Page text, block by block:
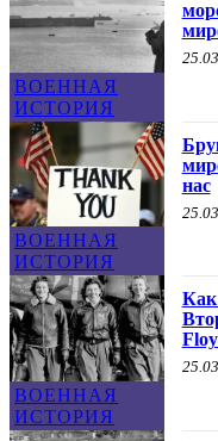
ВОЕННАЯ
ИСТОРИЯ
ВОЕННАЯ
ИСТОРИЯ
нас
ВОЕННАЯ
ИСТОРИЯ
Как